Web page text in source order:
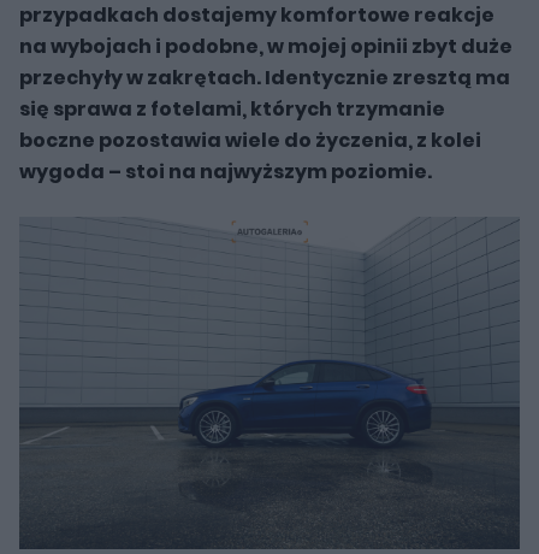
przypadkach dostajemy komfortowe reakcje
na wybojach i podobne, w mojej opinii zbyt duże
przechyły w zakrętach. Identycznie zresztą ma
się sprawa z fotelami, których trzymanie
boczne pozostawia wiele do życzenia, z kolei
wygoda – stoi na najwyższym poziomie.